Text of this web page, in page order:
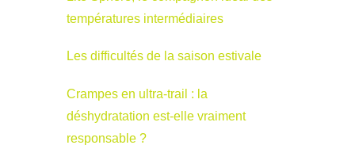
températures intermédiaires
Les difficultés de la saison estivale
Crampes en ultra-trail : la
déshydratation est-elle vraiment
responsable ?